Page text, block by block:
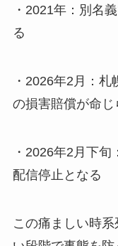
・2021年：別名
る
・2026年2月：
の損害賠償が命じ
・2026年2月下
配信停止となる
この痛ましい時